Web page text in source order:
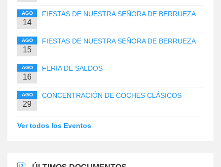
AGO
14
FIESTAS DE NUESTRA SEÑORA DE BERRUEZA
AGO
15
FIESTAS DE NUESTRA SEÑORA DE BERRUEZA
AGO
16
FERIA DE SALDOS
AGO
29
CONCENTRACIÓN DE COCHES CLÁSICOS
Ver todos los Eventos